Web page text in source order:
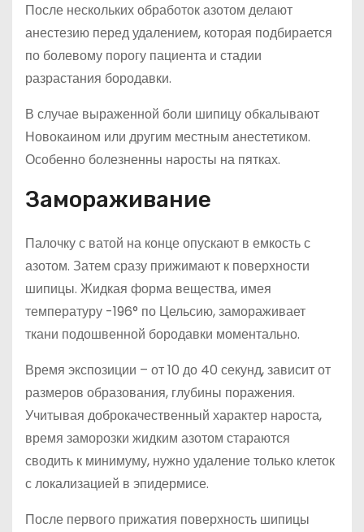
После нескольких обработок азотом делают
анестезию перед удалением, которая подбирается
по болевому порогу пациента и стадии
разрастания бородавки.
В случае выраженной боли шипицу обкалывают
Новокаином или другим местным анестетиком.
Особенно болезненны наросты на пятках.
Замораживание
Палочку с ватой на конце опускают в емкость с
азотом. Затем сразу прижимают к поверхности
шипицы. Жидкая форма вещества, имея
температуру -196° по Цельсию, замораживает
ткани подошвенной бородавки моментально.
Время экспозиции – от 10 до 40 секунд, зависит от
размеров образования, глубины поражения.
Учитывая доброкачественный характер нароста,
время заморозки жидким азотом стараются
сводить к минимуму, нужно удаление только клеток
с локализацией в эпидермисе.
После первого прижатия поверхность шипицы